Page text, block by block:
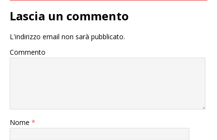
Lascia un commento
L'indirizzo email non sarà pubblicato.
Commento
Nome *